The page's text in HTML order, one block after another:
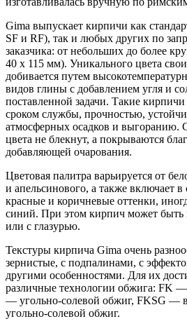
Gima выпускает кирпичи как
SF и RF), так и любых других по
заказчика: от небольших до более
40 х 115 мм). Уникального цвета
добивается путем
видов глины с добавлением угля и
поставленной задачи. Такие
сроком службы, прочностью,
атмосферных осадков и выгоранию.
цвета не блекнут, а покрываются
добавляющей очарования.
Цветовая палитра варьируется от
и апельсинового, а также включает в
красные и коричневые оттенки,
синий. При этом кирпич может
или с глазурью.
Текстуры кирпича Gima очень
зернистые, с подпалинами, с
другими особенностями. Для их
различные технологии обжига: FK
— угольно-солевой обжиг, FKSG —
угольно-солевой обжиг.